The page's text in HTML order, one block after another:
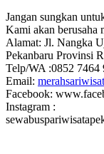
Jangan sungkan
Kami akan berusaha
Alamat: Jl. Nangka
Pekanbaru Provinsi
Telp/WA :0852 7464
Email:
Facebook:
Instagram :